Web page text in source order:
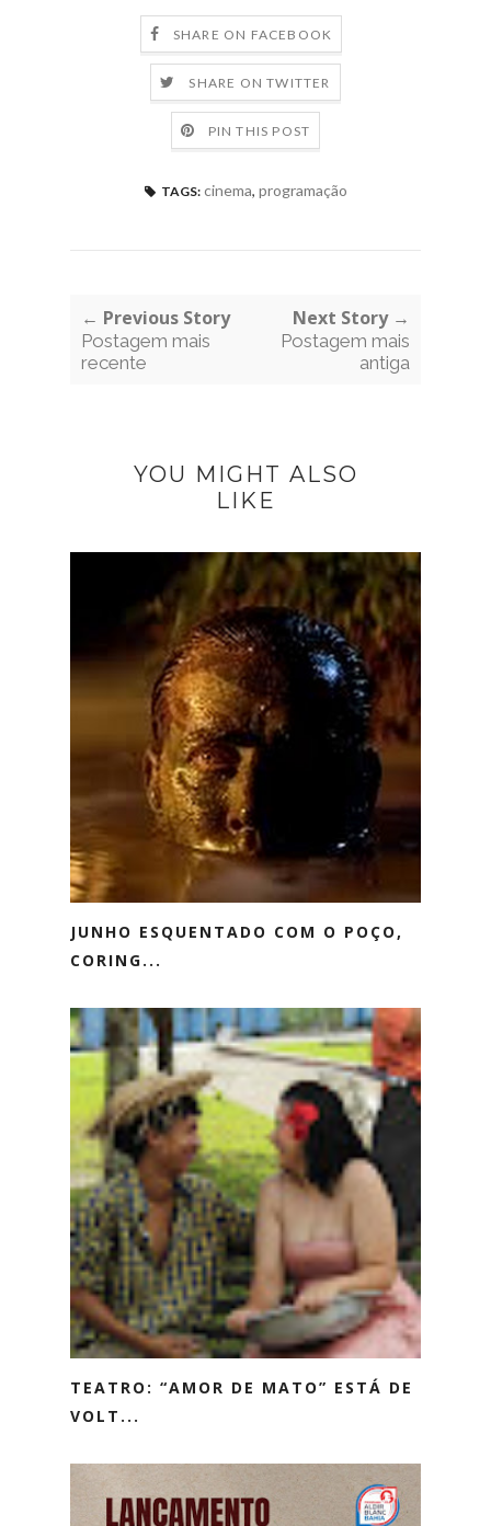
SHARE ON FACEBOOK
SHARE ON TWITTER
PIN THIS POST
TAGS: cinema, programação
← Previous Story
Postagem mais
recente
Next Story →
Postagem mais
antiga
YOU MIGHT ALSO
LIKE
JUNHO ESQUENTADO COM O POÇO,
CORING...
TEATRO: “AMOR DE MATO” ESTÁ DE
VOLT...